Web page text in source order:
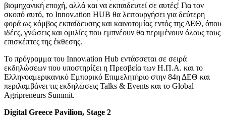
βιομηχανική εποχή, αλλά και να εκπαιδευτεί σε αυτές! Για τον
σκοπό αυτό, το Innov.ation HUB θα λειτουργήσει για δεύτερη
φορά ως κόμβος εκπαίδευσης και καινοτομίας εντός της ΔΕΘ, όπου
ιδέες, γνώσεις και ομιλίες που εμπνέουν θα περιμένουν όλους τους
επισκέπτες της έκθεσης.
Το πρόγραμμα του Innov.ation Hub εντάσσεται σε σειρά
εκδηλώσεων που υποστηρίζει η Πρεσβεία των Η.Π.Α. και το
Ελληνοαμερικανικό Εμπορικό Επιμελητήριο στην 84η ΔΕΘ και
περιλαμβάνει τις εκδηλώσεις Talks & Events και το Global
Agripreneurs Summit.
Digital Greece Pavilion, Stage 2